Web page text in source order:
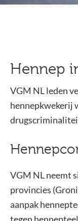
Hennep
VGM NL leden
hennepkwekerij
VGM NL neemt
provincies
aanpak